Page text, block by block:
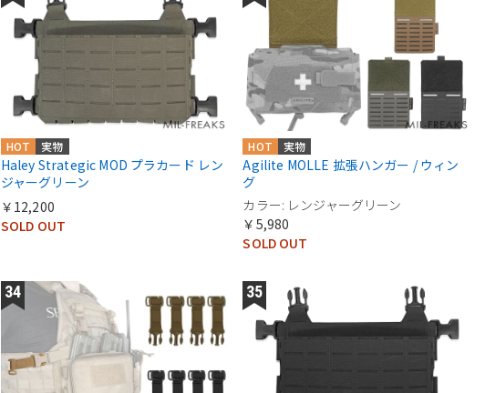
実物
HOT
Haley Strategic MOD プラカード レン
ジャーグリーン
￥12,200
SOLD OUT
実物
HOT
Agilite MOLLE 拡張ハンガー / ウィン
グ
カラー: レンジャーグリーン
￥5,980
SOLD OUT